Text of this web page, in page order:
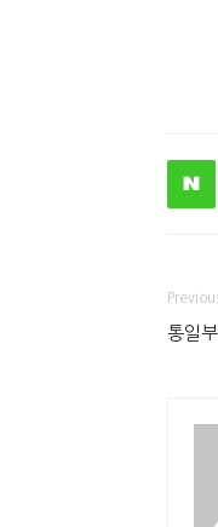
통일